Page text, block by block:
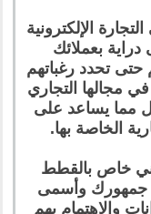
الإلكترونية
بعملائك
حتى تحدد رغباتهم
مجالها التجاري
مما يساعد على
الخاصة بها.
خاص بالقطط
جمهورك وأسمى
والاهتمام بهم